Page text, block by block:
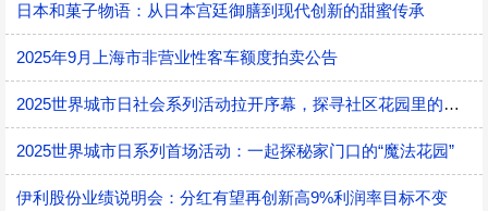
日本和菓子物语：从日本宫廷御膳到现代创新的甜蜜传承
2025年9月上海市非营业性客车额度拍卖公告
2025世界城市日社会系列活动拉开序幕，探寻社区花园里的智慧应用
2025世界城市日系列首场活动：一起探秘家门口的“魔法花园”
伊利股份业绩说明会：分红有望再创新高9%利润率目标不变